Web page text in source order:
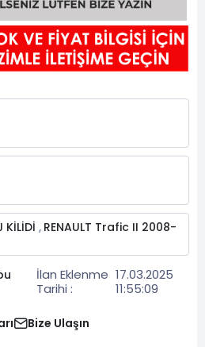
KİLİDİ , RENAULT Trafic II 2008-
İlan Eklenme
Tarihi :
17.03.2025
11:55:09
Bize Ulaşın